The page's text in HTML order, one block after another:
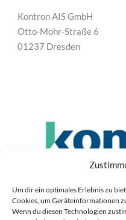
Um dir ein optimales Erlebnis zu
Cookies, um Geräteinformationen
Wenn du diesen Technologien
Kontron AIS GmbH
Otto-Mohr-Straße 6
01237 Dresden